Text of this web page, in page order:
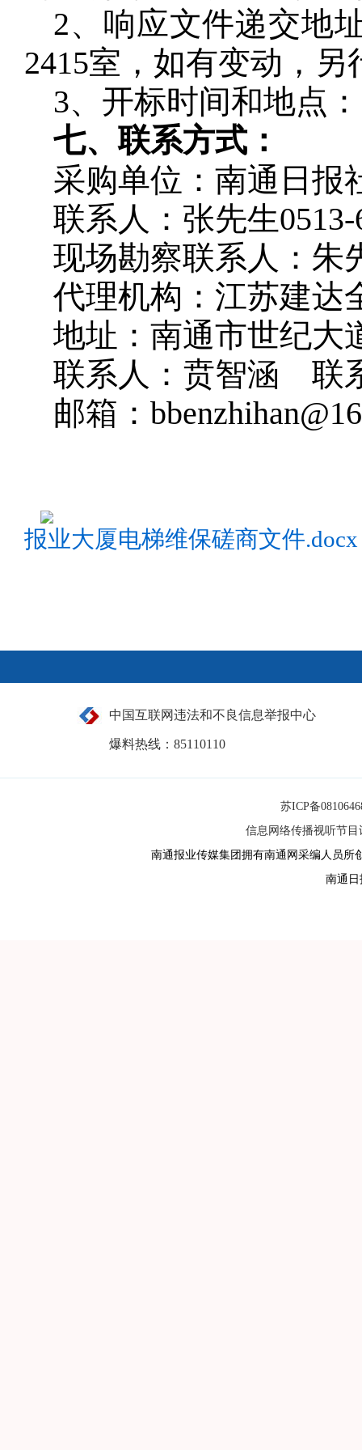
2、响应文件递交地
2415室，如有变动，另
3、开标时间和地点
七、联系方式：
采购单位：南通日报
联系人：张先生0513-
现场勘察联系人：朱
代理机构：江苏建达
地址：南通市世纪大
联系人：贲智涵 联
邮箱：
报业大厦电梯维保磋商文件.docx
中国互联网违法和不良信息举报中心
爆料热线：85110110
苏ICP备
信息网络传播视听节目
南通报业传媒集团拥有南通网采编人员所
南通日